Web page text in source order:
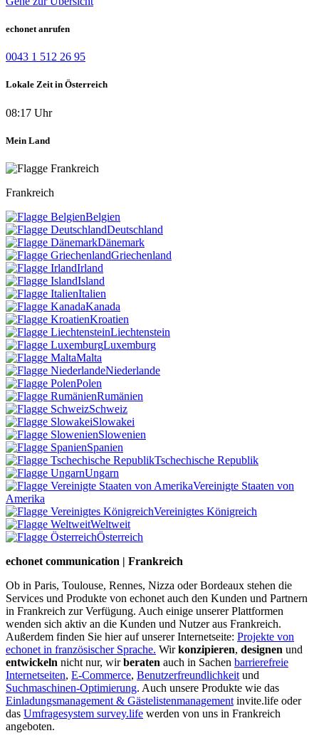
echonet anrufen
0043 1 512 26 95
Lokale Zeit in Österreich
08:17 Uhr
Mein Land
Frankreich
Belgien
Deutschland
Dänemark
Griechenland
Irland
Island
Italien
Kanada
Kroatien
Liechtenstein
Luxemburg
Malta
Niederlande
Polen
Rumänien
Schweiz
Slowakei
Slowenien
Spanien
Tschechische Republik
Ungarn
Vereinigte Staaten von
Amerika
Vereinigtes Königreich
Weltweit
Österreich
echonet communication | Frankreich
Ob in Paris, Toulouse, Rennes, Nizza oder Bordeaux stehen die
Services und Produkte von echonet auch den Kunden und Partnern
in Frankreich zur Verfügung. Auch einige unserer Plattformen
wenden sich aktiv an die Kunden und Nutzer aus Frankreich.
Außerdem finden Sie hier auf unserer Internetseite: Projekte von
echonet in französischer Sprache. Wirkonzipieren, designen und
entwickeln nicht nur, wirberaten auch in Sachen barrierefreie
Internetseiten, E-Commerce, Benutzerfreundlichkeit und
Suchmaschinen-Optimierung. Auch unsere Produkte wie das
Einladungsmanagement & Gästelistenmanagement invite.life oder
das Umfragesystem survey.life werden von uns in Frankreich
angeboten.